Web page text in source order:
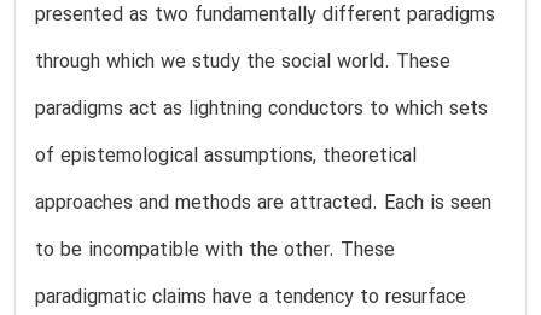
presented as two fundamentally different paradigms
through which we study the social world. These
paradigms act as lightning conductors to which sets
of epistemological assumptions, theoretical
approaches and methods are attracted. Each is seen
to be incompatible with the other. These
paradigmatic claims have a tendency to resurface